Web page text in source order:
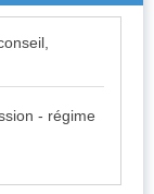
- régime